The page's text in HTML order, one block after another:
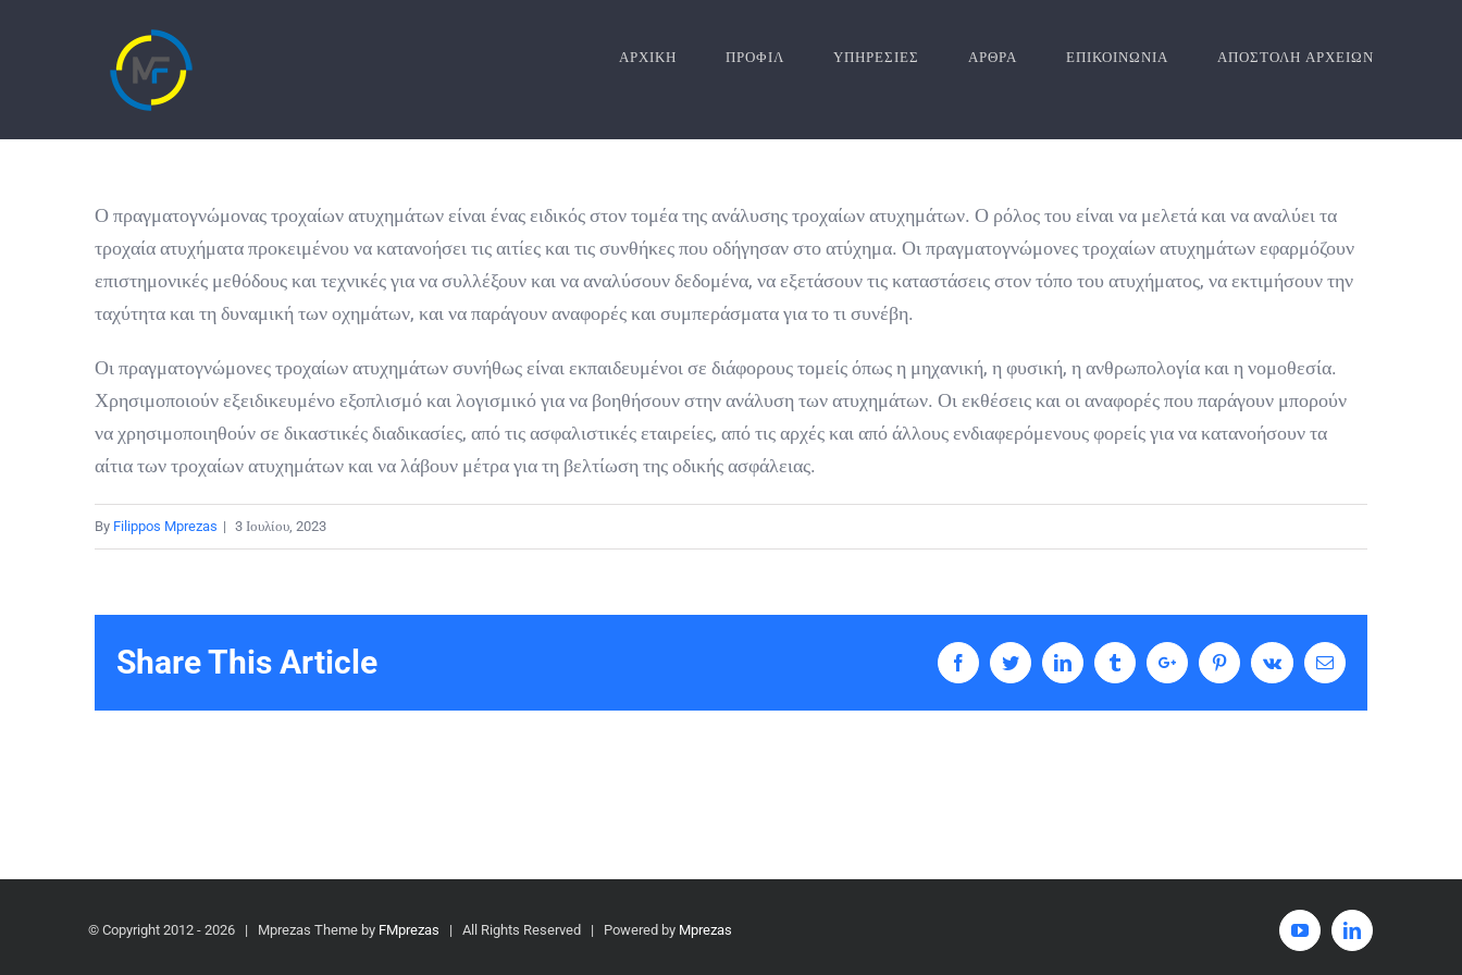
ΑΡΧΙΚΗ ΠΡΟΦΙΛ ΥΠΗΡΕΣΙΕΣ ΑΡΘΡΑ ΕΠΙΚΟΙΝΩΝΙΑ ΑΠΟΣΤΟΛΗ ΑΡΧΕΙΩΝ
Ο πραγματογνώμονας τροχαίων ατυχημάτων είναι ένας ειδικός στον τομέα της ανάλυσης τροχαίων ατυχημάτων. Ο ρόλος του είναι να μελετά και να αναλύει τα
τροχαία ατυχήματα προκειμένου να κατανοήσει τις αιτίες και τις συνθήκες που οδήγησαν στο ατύχημα. Οι πραγματογνώμονες τροχαίων ατυχημάτων εφαρμόζουν
επιστημονικές μεθόδους και τεχνικές για να συλλέξουν και να αναλύσουν δεδομένα, να εξετάσουν τις καταστάσεις στον τόπο του ατυχήματος, να εκτιμήσουν την
ταχύτητα και τη δυναμική των οχημάτων, και να παράγουν αναφορές και συμπεράσματα για το τι συνέβη.
Οι πραγματογνώμονες τροχαίων ατυχημάτων συνήθως είναι εκπαιδευμένοι σε διάφορους τομείς όπως η μηχανική, η φυσική, η ανθρωπολογία και η νομοθεσία.
Χρησιμοποιούν εξειδικευμένο εξοπλισμό και λογισμικό για να βοηθήσουν στην ανάλυση των ατυχημάτων. Οι εκθέσεις και οι αναφορές που παράγουν μπορούν
να χρησιμοποιηθούν σε δικαστικές διαδικασίες, από τις ασφαλιστικές εταιρείες, από τις αρχές και από άλλους ενδιαφερόμενους φορείς για να κατανοήσουν τα
αίτια των τροχαίων ατυχημάτων και να λάβουν μέτρα για τη βελτίωση της οδικής ασφάλειας.
By Filippos Mprezas | 3 Ιουλίου, 2023
Share This Article
© Copyright 2012 -2026 | Mprezas Theme by FMprezas | All Rights Reserved | Powered by Mprezas